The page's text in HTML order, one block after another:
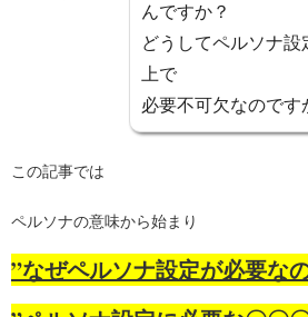
んですか？
どうしてペルソナ
上で
必要不可欠なのです
この記事では
ペルソナの意味から始まり
”なぜペルソナ設定が必要な